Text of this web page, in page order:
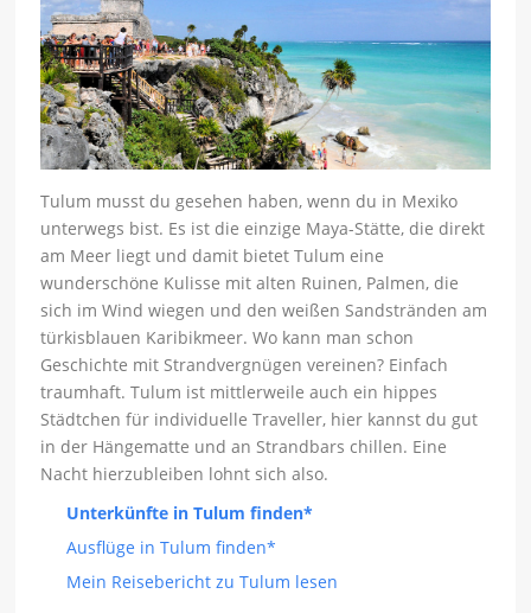
Tulum musst du gesehen haben, wenn du in Mexiko
unterwegs bist. Es ist die einzige Maya-Stätte, die direkt
am Meer liegt und damit bietet Tulum eine
wunderschöne Kulisse mit alten Ruinen, Palmen, die
sich im Wind wiegen und den weißen Sandstränden am
türkisblauen Karibikmeer. Wo kann man schon
Geschichte mit Strandvergnügen vereinen? Einfach
traumhaft. Tulum ist mittlerweile auch ein hippes
Städtchen für individuelle Traveller, hier kannst du gut
in der Hängematte und an Strandbars chillen. Eine
Nacht hierzubleiben lohnt sich also.
Unterkünfte in Tulum finden*
Ausflüge in Tulum finden*
Mein Reisebericht zu Tulum lesen